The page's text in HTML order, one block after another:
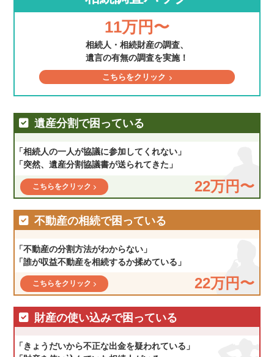
11万円〜
相続人・相続財産の調査、
遺言の有無の調査を実施！
こちらをクリック
遺産分割で困っている
「相続人の一人が協議に参加してくれない」
「突然、遺産分割協議書が送られてきた」
22万円〜
こちらをクリック
不動産の相続で困っている
「不動産の分割方法がわからない」
「誰が収益不動産を相続するか揉めている」
22万円〜
こちらをクリック
財産の使い込みで困っている
「きょうだいから不正な出金を疑われている」